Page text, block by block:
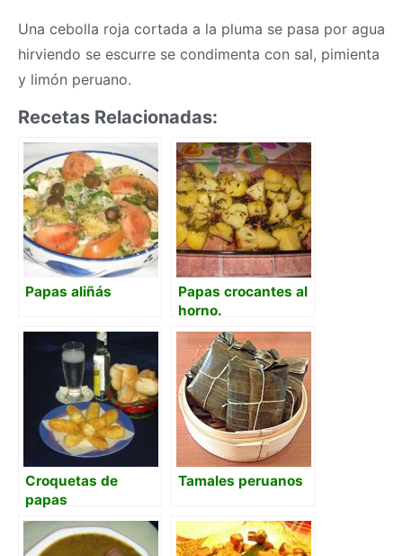
Una cebolla roja cortada a la pluma se pasa por agua
hirviendo se escurre se condimenta con sal, pimienta
y limón peruano.
Recetas Relacionadas:
Papas aliñás
Papas crocantes al
horno.
Croquetas de
papas
Tamales peruanos